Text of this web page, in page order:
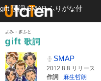
gift 歌詞 SMAP ふりがな付
よみ：ぎふと
gift 歌詞
SMAP
2012.8.8 リリース
作詞
麻生哲朗